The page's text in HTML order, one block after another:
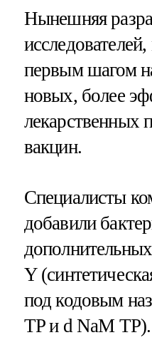
Нынешняя
первым шагом
новых, более
лекарственных
вакцин.
Специалисты
добавили
Y
под кодовым
TP и d NaM